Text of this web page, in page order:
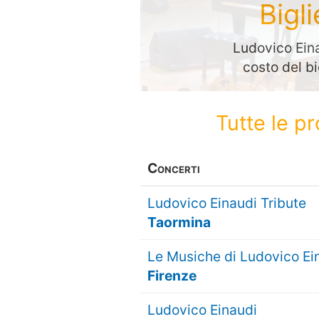
Ludovico
costo del
Tutte le
Concerti
Ludovico Einaudi Tribute
Taormina
Le Musiche di Ludovico
Firenze
Ludovico Einaudi